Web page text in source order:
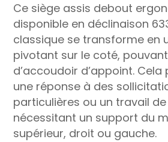
Ce siège assis debout
disponible en déclinaison
classique se transforme en
pivotant sur le coté,
d’accoudoir d’appoint. Cela
une réponse à des
particulières ou un travail
nécessitant un support du
supérieur, droit ou gauche.